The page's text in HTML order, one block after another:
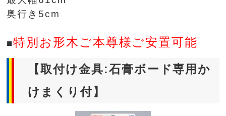
奥行き5cm
■特別お形木ご本尊様ご安置可能
【取付け金具:石膏ボード専用か
けまくり付】